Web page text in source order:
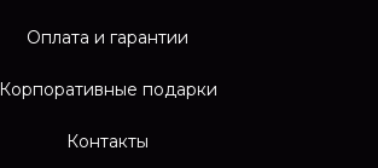
Оплата и гарантии
Корпоративные подарки
Контакты